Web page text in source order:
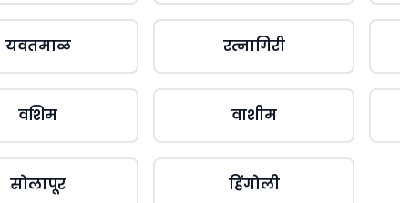
यवतमाळ रत्नागिरी
वशिम वाशीम
सोलापूर हिंगोली